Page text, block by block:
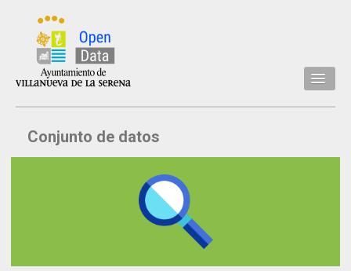
Inicio
Datos
Conjunto de datos